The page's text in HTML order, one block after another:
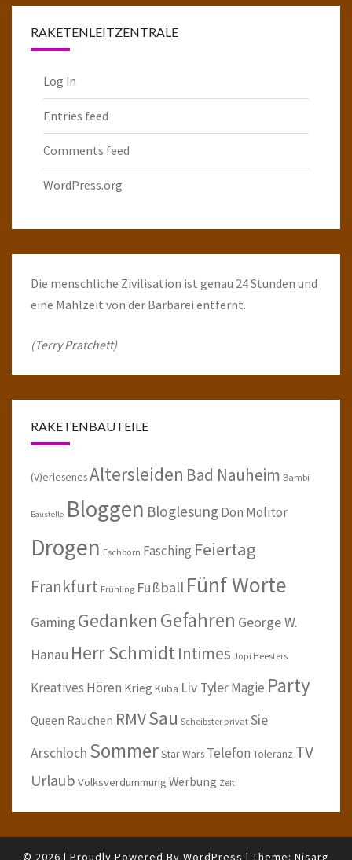
RAKETENLEITZENTRALE
Log in
Entries feed
Comments feed
WordPress.org
Die menschliche Zivilisation ist genau 24 Stunden und
eine Mahlzeit von der Barbarei entfernt.
(Terry Pratchett)
RAKETENBAUTEILE
(V)erlesenesAltersleiden Bad Nauheim Bambi
Baustelle Bloggen BloglesungDon Molitor
Drogen Eschborn Fasching Feiertag
Frankfurt Frühling Fußball Fünf Worte
Gaming GedankenGefahren George W.
Hanau Herr SchmidtIntimes Jopi Heesters
Kreatives Hören Krieg Kuba Liv TylerMagie Party
Queen Rauchen RMVSau Scheibster privat Sie
Arschloch SommerStar Wars Telefon Toleranz TV
Urlaub Volksverdummung Werbung Zeit
© 2026 | Proudly Powered By WordPress | Theme: Nisarg